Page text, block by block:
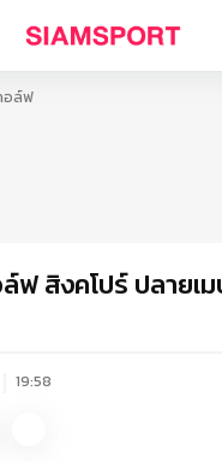
อล์ฟ
ฟ สิงคโปร์ ปลายเ
19:58